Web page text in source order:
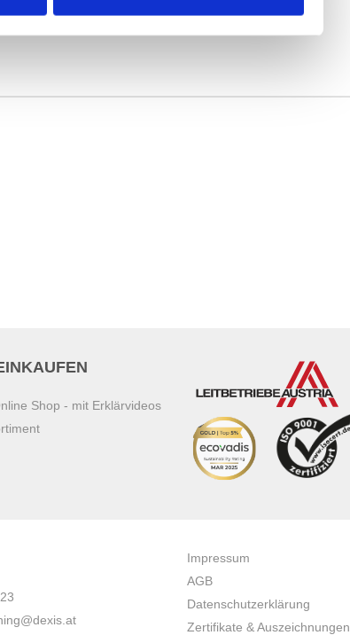
Shop - mit Erklärvideos
Impressum
AGB
Datenschutzerklärung
Zertifikate & Auszeichnungen